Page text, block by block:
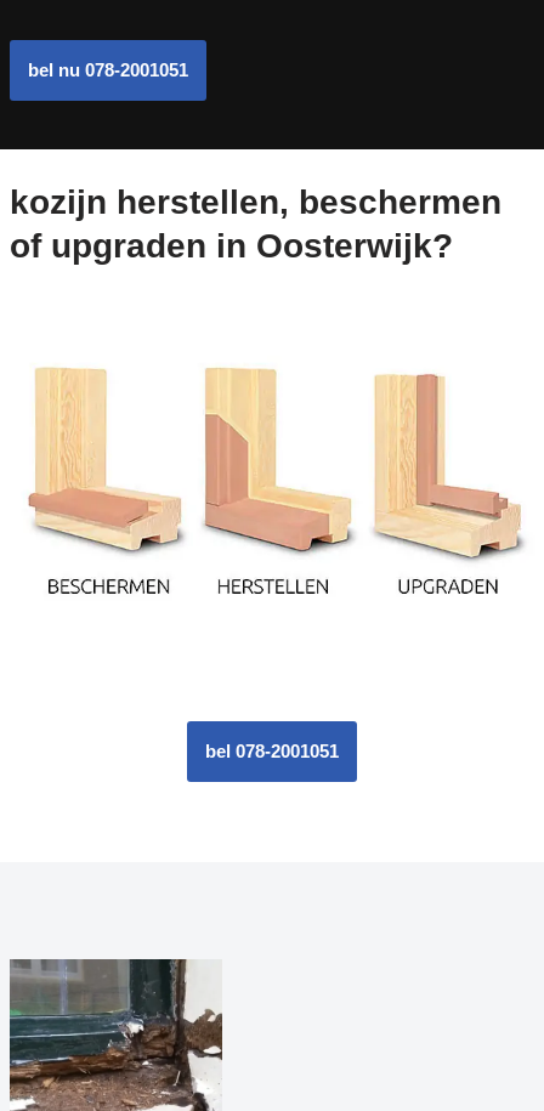
bel nu 078-2001051
kozijn herstellen, beschermen
of upgraden in Oosterwijk?
bel 078-2001051